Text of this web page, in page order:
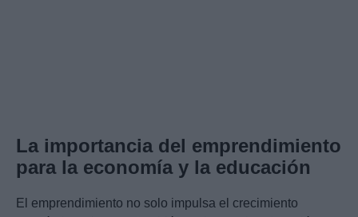
La importancia del emprendimiento
para la economía y la educación
El emprendimiento no solo impulsa el crecimiento